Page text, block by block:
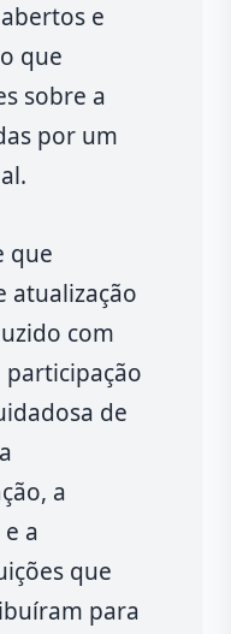
e
que
sobre a
por um
que
atualização
com
de
a
a
que
para